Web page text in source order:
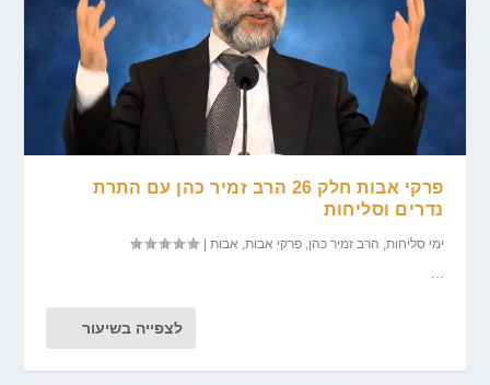
פרקי אבות חלק 26 הרב זמיר כהן עם התרת
נדרים וסליחות
ימי סליחות, הרב זמיר כהן,פרקי אבות, אבות |
לצפייה בשיעור